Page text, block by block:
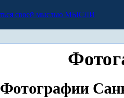
МЫСЛИ
Фотографии